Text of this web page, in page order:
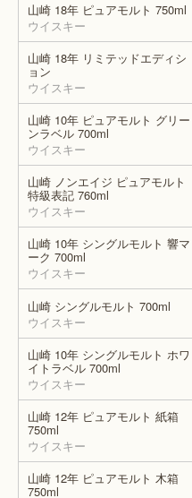
山崎 18年 ピュアモルト 750ml
ウイスキー
山崎 18年 リミテッドエディシ
ョン
ウイスキー
山崎 10年 ピュアモルト グリー
ンラベル 700ml
ウイスキー
山崎 ノンエイジ ピュアモルト
特級表記 760ml
ウイスキー
山崎 10年 シングルモルト 響マ
ーク 700ml
ウイスキー
山崎 シングルモルト 700ml
ウイスキー
山崎 10年 シングルモルト ホワ
イトラベル 700ml
ウイスキー
山崎 12年 ピュアモルト 紙箱
750ml
ウイスキー
山崎 12年 ピュアモルト 木箱
750ml